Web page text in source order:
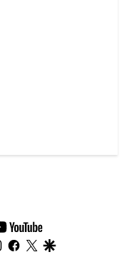
youtube-
footer
instagram
facebook
twitter